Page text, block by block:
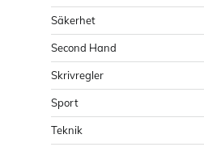
Säkerhet
Second Hand
Skrivregler
Sport
Teknik